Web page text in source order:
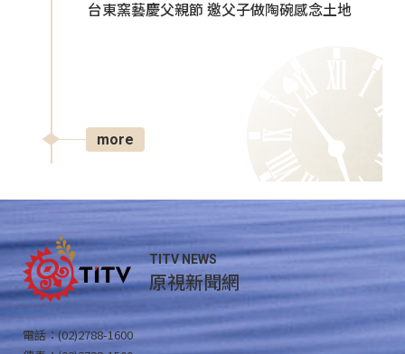
台東窯藝慶父親節 邀父子做陶碗感念土地
more
TITV NEWS
原視新聞網
電話：(02)2788-1600